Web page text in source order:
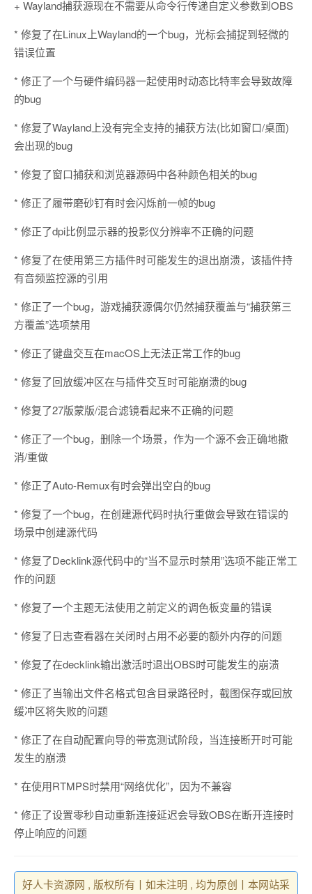
+ Wayland捕获源现在不需要从命令行传递自定义参数到OBS
* 修复了在Linux上Wayland的一个bug，光标会捕捉到轻微的
错误位置
* 修正了一个与硬件编码器一起使用时动态比特率会导致故障
的bug
* 修复了Wayland上没有完全支持的捕获方法(比如窗口/桌面)
会出现的bug
* 修复了窗口捕获和浏览器源码中各种颜色相关的bug
* 修正了履带磨砂钉有时会闪烁前一帧的bug
* 修正了dpi比例显示器的投影仪分辨率不正确的问题
* 修复了在使用第三方插件时可能发生的退出崩溃，该插件持
有音频监控源的引用
* 修正了一个bug，游戏捕获源偶尔仍然捕获覆盖与“捕获第三
方覆盖”选项禁用
* 修正了键盘交互在macOS上无法正常工作的bug
* 修复了回放缓冲区在与插件交互时可能崩溃的bug
* 修复了27版蒙版/混合滤镜看起来不正确的问题
* 修正了一个bug，删除一个场景，作为一个源不会正确地撤
消/重做
* 修正了Auto-Remux有时会弹出空白的bug
* 修复了一个bug，在创建源代码时执行重做会导致在错误的
场景中创建源代码
* 修复了Decklink源代码中的“当不显示时禁用”选项不能正常工
作的问题
* 修复了一个主题无法使用之前定义的调色板变量的错误
* 修复了日志查看器在关闭时占用不必要的额外内存的问题
* 修复了在decklink输出激活时退出OBS时可能发生的崩溃
* 修正了当输出文件名格式包含目录路径时，截图保存或回放
缓冲区将失败的问题
* 修正了在自动配置向导的带宽测试阶段，当连接断开时可能
发生的崩溃
* 在使用RTMPS时禁用“网络优化”，因为不兼容
* 修正了设置零秒自动重新连接延迟会导致OBS在断开连接时
停止响应的问题
好人卡资源网 , 版权所有丨如未注明 , 均为原创丨本网站采